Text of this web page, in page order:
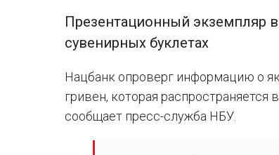
Презентационный экземпляр
сувенирных буклетах
Нацбанк опроверг информацию о
гривен, которая
сообщает пресс-служба НБУ.